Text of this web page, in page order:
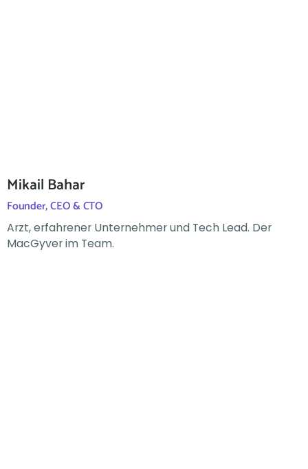
Mikail Bahar
Founder, CEO & CTO
Arzt, erfahrener Unternehmer und Tech Lead. Der
MacGyver im Team.